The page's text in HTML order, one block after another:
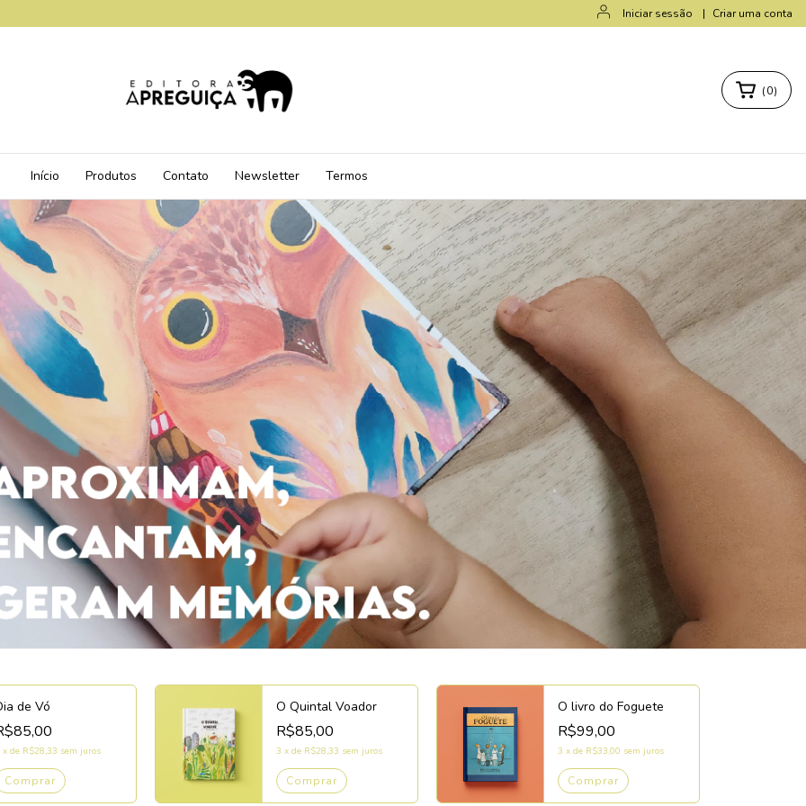
Iniciar sessão | Criar uma conta
(0)
Início Produtos Contato Newsletter Termos
de Vó
x de R$28,33 sem juros
O Quintal Voador
R$85,00
3 x de R$28,33 sem juros
O livro do Foguete
R$99,00
3 x de R$33,00 sem juros